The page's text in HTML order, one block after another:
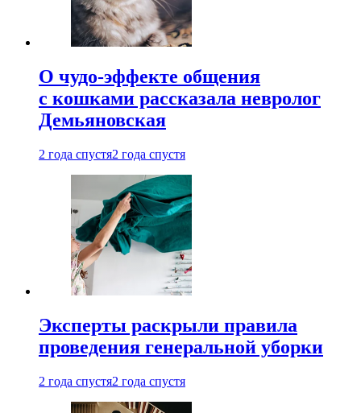
О чудо-эффекте общения
с кошками рассказала невролог
Демьяновская
2 года спустя2 года спустя
Эксперты раскрыли правила
проведения генеральной уборки
2 года спустя2 года спустя